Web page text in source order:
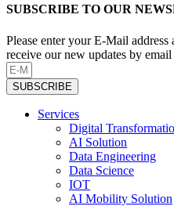
SUBSCRIBE TO OUR
Please enter your E-Mail
receive our new updates by email
SUBSCRIBE
Services
Digital
AI Solution
Data Engineering
Data Science
IOT
AI Mobility Solution